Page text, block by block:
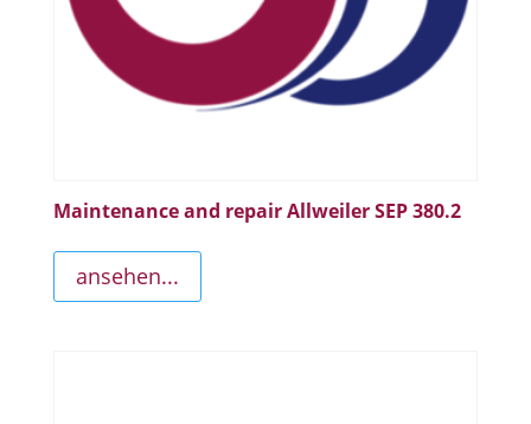
Maintenance and repair Allweiler SEP 380.2
ansehen...